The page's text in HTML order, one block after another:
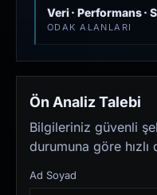
Veri · Performans ·
ODAK ALANLARI
Ön Analiz Talebi
Bilgileriniz güvenli
durumuna göre hızlı
Ad Soyad